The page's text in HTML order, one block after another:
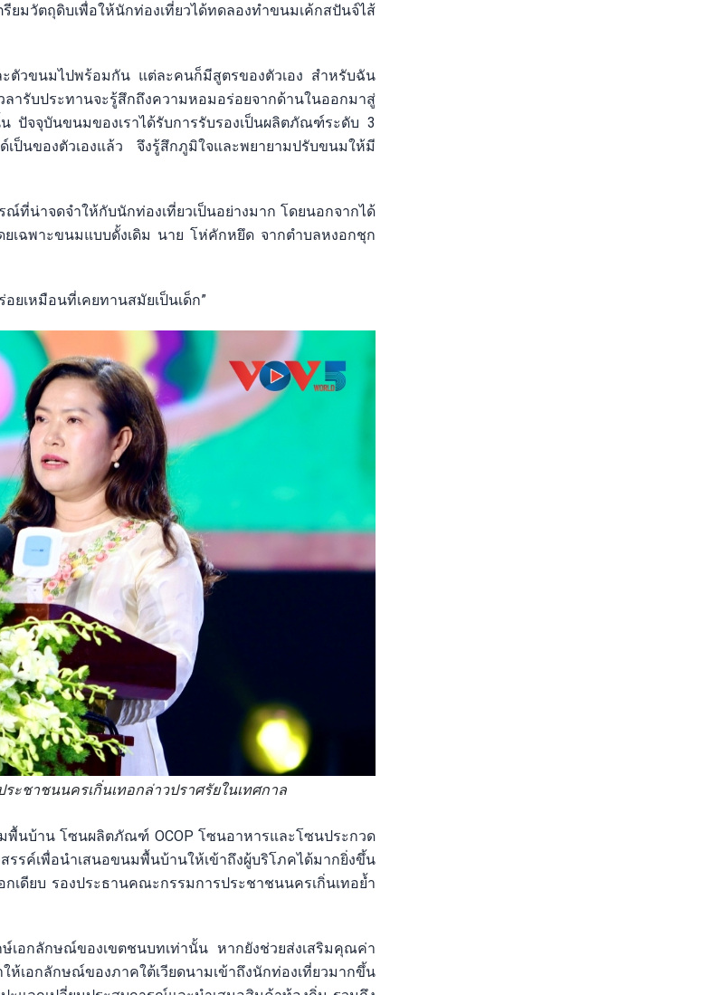
ยมวัตถุดิบเพื่อให้นักท่องเที่ยวได้ทดลองทำขนมเค้กสปันจ์ไส้
ะตัวขนมไปพร้อมกัน แต่ละคนก็มีสูตรของตัวเอง สำหรับฉัน
รับประทานจะรู้สึกถึงความหอมอร่อยจากด้านในออกมาสู่
ปัจจุบันขนมของเราได้รับการรับรองเป็นผลิตภัณฑ์ระดับ 3
นของตัวเองแล้ว จึงรู้สึกภูมิใจและพยายามปรับขนมให้มี
ที่น่าจดจำให้กับนักท่องเที่ยวเป็นอย่างมาก โดยนอกจากได้
เฉพาะขนมแบบดั้งเดิม นาย โห่คักหยึด จากตำบลหงอกชุก
ยเหมือนที่เคยทานสมัยเป็นเด็ก”
ะชาชนนครเกิ่นเทอกล่าวปราศรัยในเทศกาล
พื้นบ้าน โซนผลิตภัณฑ์ OCOP โซนอาหารและโซนประกวด
เพื่อนำเสนอขนมพื้นบ้านให้เข้าถึงผู้บริโภคได้มากยิ่งขึ้น
เดียบ รองประธานคณะกรรมการประชาชนนครเกิ่นเทอย้ำ
เอกลักษณ์ของเขตชนบทเท่านั้น หากยังช่วยส่งเสริมคุณค่า
เอกลักษณ์ของภาคใต้เวียดนามเข้าถึงนักท่องเที่ยวมากขึ้น